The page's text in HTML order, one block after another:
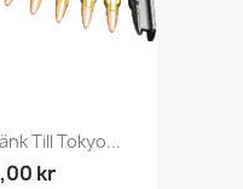
Till Tokyo...
kr